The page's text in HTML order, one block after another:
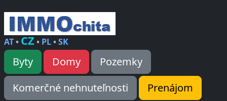
AT• CZ • PL•SK
Byty Domy
Pozemky
Komerčné nehnuteľnosti
Prenájom